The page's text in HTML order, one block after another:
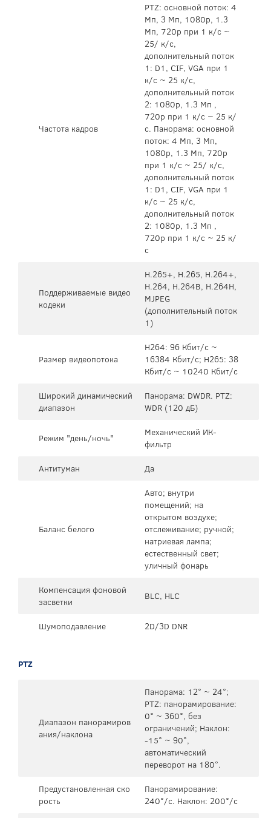
Частота кадров
PTZ: основной поток: 4
Мп, 3 Мп, 1080p, 1.3
Мп, 720p при 1 к/с ~
25/ к/с,
дополнительный поток
1: D1, CIF, VGA при 1
к/с ~ 25 к/с,
дополнительный поток
2: 1080p, 1.3 Мп ,
720p при 1 к/с ~ 25 к/
с. Панорама: основной
поток: 4 Мп, 3 Мп,
1080p, 1.3 Мп, 720p
при 1 к/с ~ 25/ к/с,
дополнительный поток
1: D1, CIF, VGA при 1
к/с ~ 25 к/с,
дополнительный поток
2: 1080p, 1.3 Мп ,
720p при 1 к/с ~ 25 к/
с
Поддерживаемые видео
кодеки
H.265+, H.265, H.264+,
H.264, H.264B, H.264H,
MJPEG
(дополнительный поток
1)
Размер видеопотока
H264: 96 Кбит/с ~
16384 Кбит/с; H265: 38
Кбит/с ~ 10240 Кбит/с
Широкий динамический
диапазон
Панорама: DWDR. PTZ:
WDR (120 дБ)
Режим "день/ночь"
Механический ИК-
фильтр
Антитуман
Да
Баланс белого
Авто; внутри
помещений; на
открытом воздухе;
отслеживание; ручной;
натриевая лампа;
естественный свет;
уличный фонарь
Компенсация фоновой
засветки
BLC, HLC
Шумоподавление 2D/3D DNR
PTZ
Диапазон панорамиров
ания/наклона
Панорама: 12° ~ 24°;
PTZ: панорамирование:
0° ~ 360°, без
ограничений; Наклон:
-15° ~ 90°,
автоматический
переворот на 180°.
Предустановленная ско
рость
Панорамирование:
240°/с. Наклон: 200°/с